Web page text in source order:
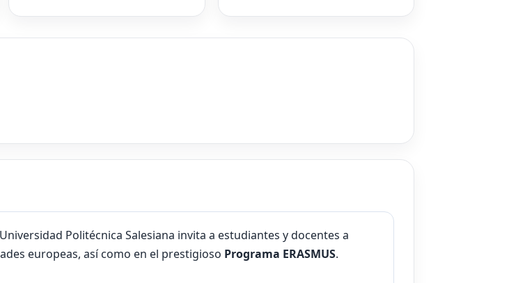
Politécnica Salesiana invita a estudiantes y docentes a
europeas, así como en el prestigioso Programa ERASMUS.